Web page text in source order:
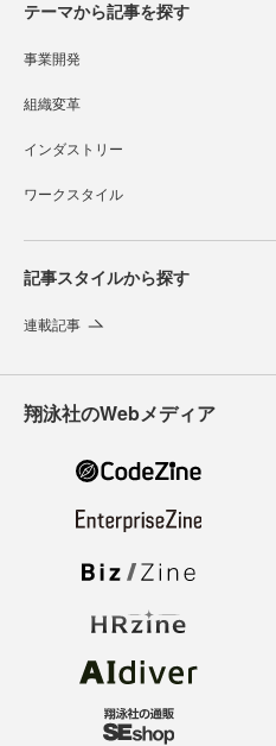
テーマから記事を探す
事業開発
組織変革
インダストリー
ワークスタイル
記事スタイルから探す
連載記事
翔泳社のWebメディア